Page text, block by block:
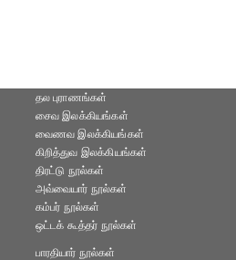
தல புராணங்கள்
சைவ இலக்கியங்கள்
வைணவ இலக்கியங்கள்
கிறித்துவ இலக்கியங்கள்
திரட்டு நூல்கள்
அவ்வையார் நூல்கள்
கம்பர் நூல்கள்
ஒட்டக் கூத்தர் நூல்கள்
பாரதியார் நூல்கள்